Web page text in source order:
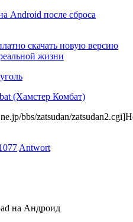
Android после сброса
скачать новую версию
жизни
(Хамстер Комбат)
bbs/zatsudan/
Antwort
на Андроид